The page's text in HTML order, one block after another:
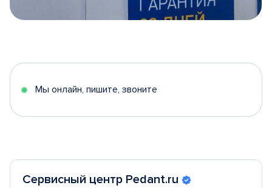
5
Мы онлайн, пишите, звоните
Сервисный центр Pedant.ru